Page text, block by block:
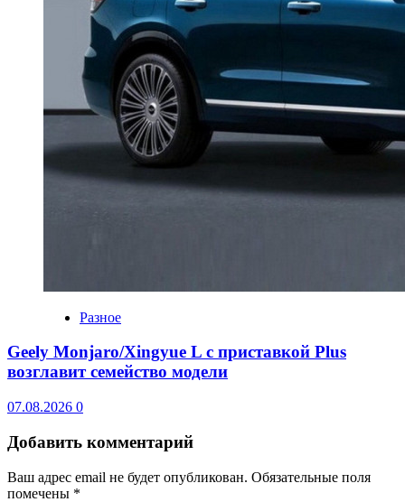
Разное
Geely Monjaro/Xingyue L с приставкой Plus
возглавит семейство модели
07.08.2026 0
Добавить комментарий
Ваш адрес email не будет опубликован. Обязательные поля
помечены *